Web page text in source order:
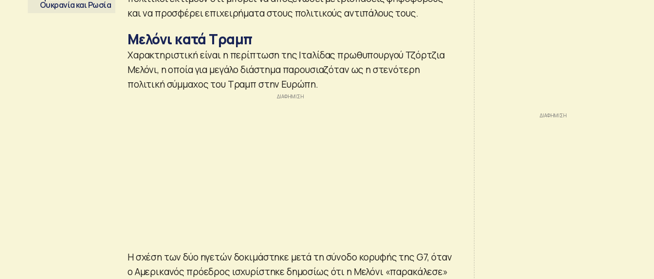
Ουκρανία και Ρωσία
και να προσφέρει επιχειρήματα στους πολιτικούς αντιπάλους τους.
Μελόνι κατά Τραμπ
Χαρακτηριστική είναι η περίπτωση της Ιταλίδας πρωθυπουργού Τζόρτζια
Μελόνι, η οποία για μεγάλο διάστημα παρουσιαζόταν ως η στενότερη
πολιτική σύμμαχος του Τραμπ στην Ευρώπη.
Η σχέση των δύο ηγετών δοκιμάστηκε μετά τη σύνοδο κορυφής της G7, όταν
ο Αμερικανός πρόεδρος ισχυρίστηκε δημοσίως ότι η Μελόνι «παρακάλεσε»